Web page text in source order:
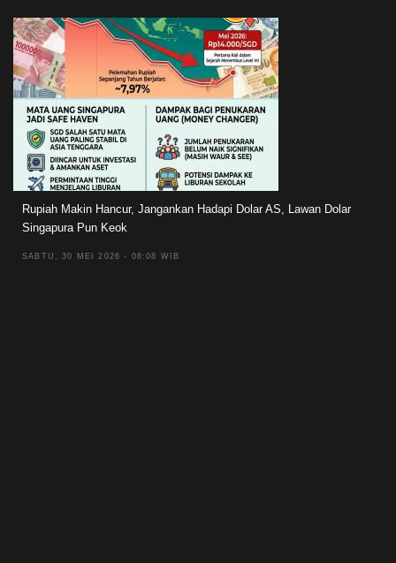
Rupiah Makin Hancur, Jangankan Hadapi Dolar AS, Lawan Dolar
Singapura Pun Keok
SABTU, 30 MEI 2026 - 08:08 WIB